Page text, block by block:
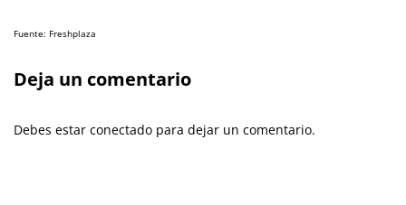
Fuente: Freshplaza
Deja un comentario
Debes estar conectado para dejar un comentario.